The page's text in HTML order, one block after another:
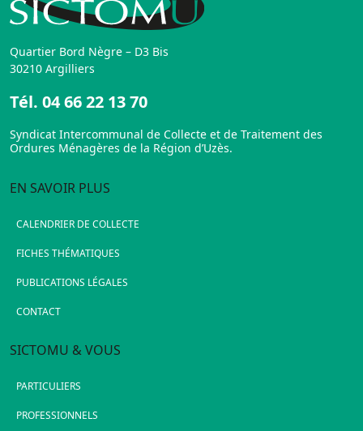
Quartier Bord Nègre – D3 Bis
30210 Argilliers
Tél. 04 66 22 13 70
Syndicat Intercommunal de Collecte et de Traitement des
Ordures Ménagères de la Région d’Uzès.
EN SAVOIR PLUS
CALENDRIER DE COLLECTE
FICHES THÉMATIQUES
PUBLICATIONS LÉGALES
CONTACT
SICTOMU & VOUS
PARTICULIERS
PROFESSIONNELS